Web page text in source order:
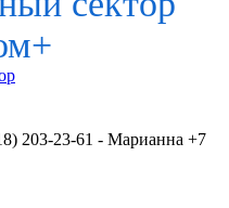
203-23-61 - Марианна +7